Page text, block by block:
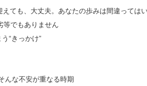
ても、大丈夫。あなたの歩みは間違ってはい
等でもありません
“きっかけ”
んな不安が重なる時期